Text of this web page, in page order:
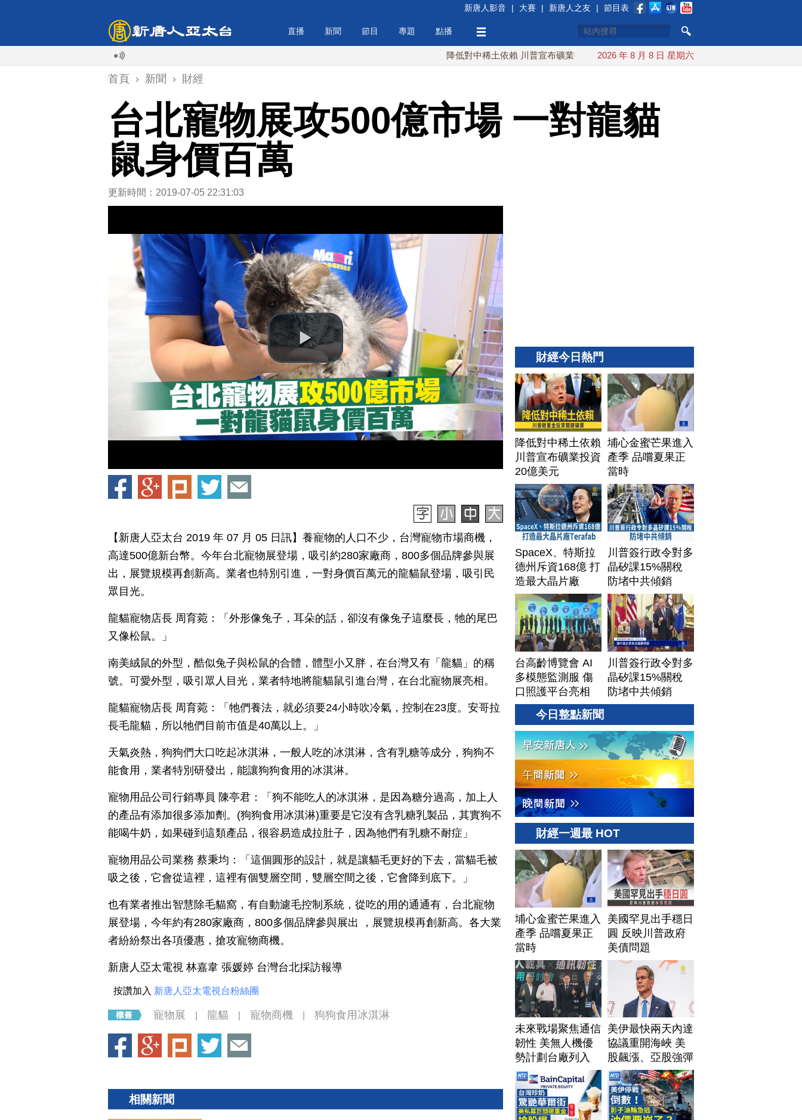
新唐人影音 | 大賽 | 新唐人之友 | 節目表
直播 新聞 節目 專題 點播
降低對中稀土依賴 川普宣布礦業投資20億美元 中東局勢動盪 土耳其沙特巴基斯坦誓共同防禦
2026 年 8 月 8 日 星期六
首頁 › 新聞 › 財經
台北寵物展攻500億市場 一對龍貓
鼠身價百萬
更新時間：2019-07-05 22:31:03
【新唐人亞太台 2019 年 07 月 05 日訊】養寵物的人口不少，台灣寵物市場商機，
高達500億新台幣。今年台北寵物展登場，吸引約280家廠商，800多個品牌參與展
出，展覽規模再創新高。業者也特別引進，一對身價百萬元的龍貓鼠登場，吸引民
眾目光。
龍貓寵物店長 周育菀：「外形像兔子，耳朵的話，卻沒有像兔子這麼長，牠的尾巴
又像松鼠。」
南美絨鼠的外型，酷似兔子與松鼠的合體，體型小又胖，在台灣又有「龍貓」的稱
號。可愛外型，吸引眾人目光，業者特地將龍貓鼠引進台灣，在台北寵物展亮相。
龍貓寵物店長 周育菀：「牠們養法，就必須要24小時吹冷氣，控制在23度。安哥拉
長毛龍貓，所以牠們目前市值是40萬以上。」
天氣炎熱，狗狗們大口吃起冰淇淋，一般人吃的冰淇淋，含有乳糖等成分，狗狗不
能食用，業者特別研發出，能讓狗狗食用的冰淇淋。
寵物用品公司行銷專員 陳亭君：「狗不能吃人的冰淇淋，是因為糖分過高，加上人
的產品有添加很多添加劑。(狗狗食用冰淇淋)重要是它沒有含乳糖乳製品，其實狗不
能喝牛奶，如果碰到這類產品，很容易造成拉肚子，因為牠們有乳糖不耐症」
寵物用品公司業務 蔡秉均：「這個圓形的設計，就是讓貓毛更好的下去，當貓毛被
吸之後，它會從這裡，這裡有個雙層空間，雙層空間之後，它會降到底下。」
也有業者推出智慧除毛貓窩，有自動濾毛控制系統，從吃的用的通通有，台北寵物
展登場，今年約有280家廠商，800多個品牌參與展出 ，展覽規模再創新高。各大業
者紛紛祭出各項優惠，搶攻寵物商機。
新唐人亞太電視 林嘉韋 張媛婷 台灣台北採訪報導
按讚加入 新唐人亞太電視台粉絲團
寵物展 龍貓 寵物商機 狗狗食用冰淇淋
相關新聞
財經今日熱門
降低對中稀土依賴
川普宣布礦業投資
20億美元
埔心金蜜芒果進入
產季 品嚐夏果正
當時
SpaceX、特斯拉
德州斥資168億 打
造最大晶片廠
Terafab
川普簽行政令對多
晶矽課15%關稅
防堵中共傾銷
台高齡博覽會 AI
多模態監測服 傷
口照護平台亮相
川普簽行政令對多
晶矽課15%關稅
防堵中共傾銷
今日整點新聞
財經一週最 HOT
埔心金蜜芒果進入
產季 品嚐夏果正
當時
美國罕見出手穩日
圓 反映川普政府
美債問題
未來戰場聚焦通信
韌性 美無人機優
勢計劃台廠列入
美伊最快兩天內達
協議重開海峽 美
股飆漲、亞股強彈